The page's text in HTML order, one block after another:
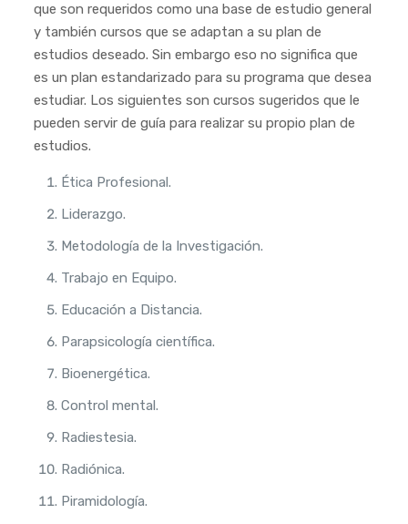
que son requeridos como una base de estudio general
y también cursos que se adaptan a su plan de
estudios deseado. Sin embargo eso no significa que
es un plan estandarizado para su programa que desea
estudiar. Los siguientes son cursos sugeridos que le
pueden servir de guía para realizar su propio plan de
estudios.
Ética Profesional.
Liderazgo.
Metodología de la Investigación.
Trabajo en Equipo.
Educación a Distancia.
Parapsicología científica.
Bioenergética.
Control mental.
Radiestesia.
Radiónica.
Piramidología.